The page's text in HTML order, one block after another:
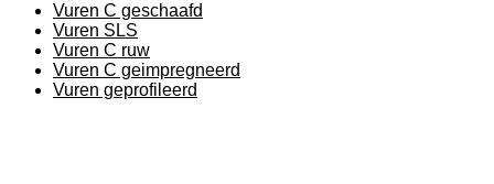
Vuren C geschaafd
Vuren SLS
Vuren C ruw
Vuren C geimpregneerd
Vuren geprofileerd